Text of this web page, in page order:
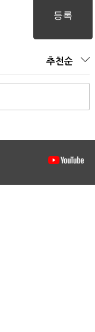
추천순